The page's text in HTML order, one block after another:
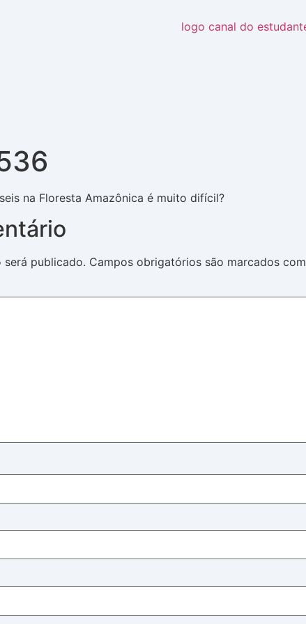
na Floresta Amazônica é muito difícil?
será publicado. Campos obrigatórios são marcados com